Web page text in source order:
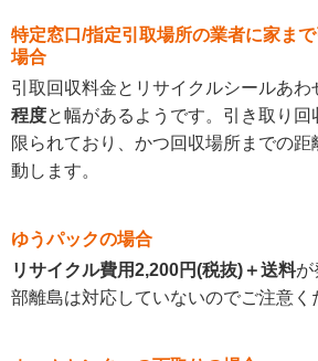
特定窓口/指定引取場所の業者に家ま
場合
引取回収料金とリサイクルシールあわ
程度と幅があるようです。引き取り
限られており、かつ回収場所までの
動します。
ゆうパックの場合
リサイクル費用2,200円(税抜)＋送料が
部離島は対応していないのでご注意く